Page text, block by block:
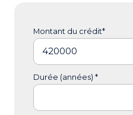
Montant du crédit*
Durée (années) *